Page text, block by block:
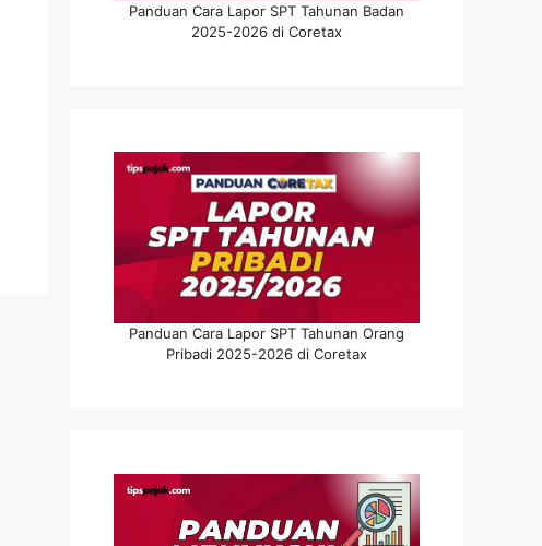
Panduan Cara Lapor SPT Tahunan Badan
2025-2026 di Coretax
Panduan Cara Lapor SPT Tahunan Orang
Pribadi 2025-2026 di Coretax